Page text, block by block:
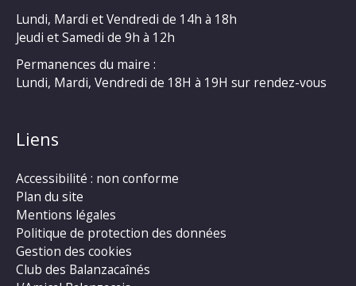
Lundi, Mardi et Vendredi de 14h à 18h
Jeudi et Samedi de 9h à 12h
Permanences du maire :
Lundi, Mardi, Vendredi de 18H à 19H sur rendez-vous
Liens
Accessibilité : non conforme
Plan du site
Mentions légales
Politique de protection des données
Gestion des cookies
Club des Balanzacaînés